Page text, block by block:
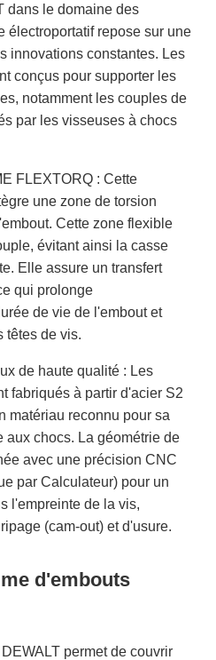
dans le domaine des
électroportatif repose sur une
innovations constantes. Les
conçus pour supporter les
notamment les couples de
par les visseuses à chocs
FLEXTORQ : Cette
une zone de torsion
Cette zone flexible
évitant ainsi la casse
Elle assure un transfert
qui prolonge
de vie de l'embout et
têtes de vis.
de haute qualité : Les
fabriqués à partir d'acier S2
matériau reconnu pour sa
aux chocs. La géométrie de
avec une précision CNC
par Calculateur) pour un
l'empreinte de la vis,
(cam-out) et d'usure.
d'embouts
permet de couvrir